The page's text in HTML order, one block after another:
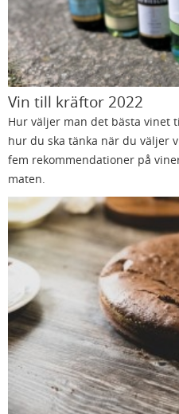
Vin till kräftor 2022
Hur väljer man det bästa vinet
hur du ska tänka när du väljer
fem rekommendationer på
maten.